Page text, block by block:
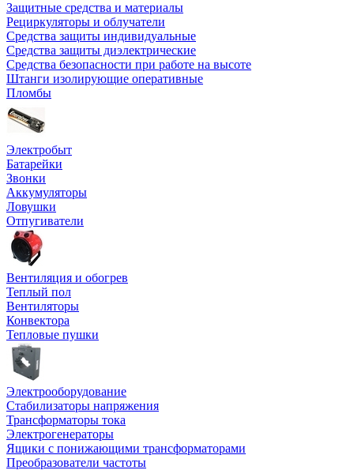
Защитные средства и материалы
Рециркуляторы и облучатели
Средства защиты индивидуальные
Средства защиты диэлектрические
Средства безопасности при работе на высоте
Штанги изолирующие оперативные
Пломбы
Электробыт
Батарейки
Звонки
Аккумуляторы
Ловушки
Отпугиватели
Вентиляция и обогрев
Теплый пол
Вентиляторы
Конвектора
Тепловые пушки
Электрооборудование
Стабилизаторы напряжения
Трансформаторы тока
Электрогенераторы
Ящики с понижающими трансформаторами
Преобразователи частоты